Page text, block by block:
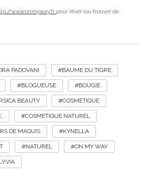
www.onmyway.fr pour rêver (ou trouver de
PADOVANI BAUME DU TIGRE
BLOGUEUSE BOUGIE
BEAUTY COSMETIQUE
COSMETIQUE NATUREL
DE MAQUIS KYNELLA
NATUREL ON MY WAY